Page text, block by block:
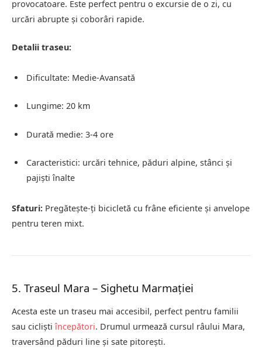
provocatoare. Este perfect pentru o excursie de o zi, cu
urcări abrupte și coborâri rapide.
Detalii traseu:
Dificultate: Medie-Avansată
Lungime: 20 km
Durată medie: 3-4 ore
Caracteristici: urcări tehnice, păduri alpine, stânci și
pajiști înalte
Sfaturi: Pregătește-ți bicicletă cu frâne eficiente și anvelope
pentru teren mixt.
5. Traseul Mara – Sighetu Marmației
Acesta este un traseu mai accesibil, perfect pentru familii
sau cicliștiîncepători. Drumul urmează cursul râului Mara,
traversând păduri line și sate pitorești.